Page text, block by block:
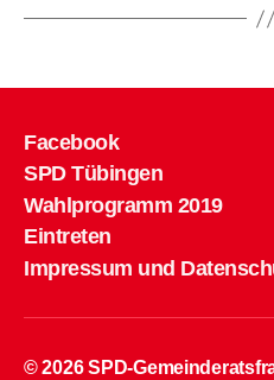
Facebook
SPD Tübingen
Wahlprogramm 2019
Eintreten
Impressum und
© 2026SPD-